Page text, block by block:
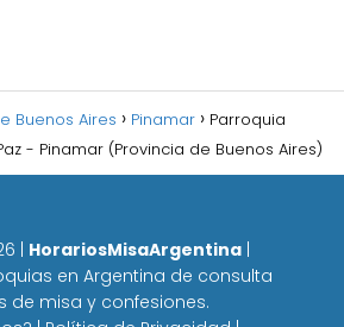
Buenos Aires Pinamar
Parroquia
- Pinamar (Provincia de Buenos Aires)
HorariosMisaArgentina
en Argentina de consulta
de misa y confesiones.